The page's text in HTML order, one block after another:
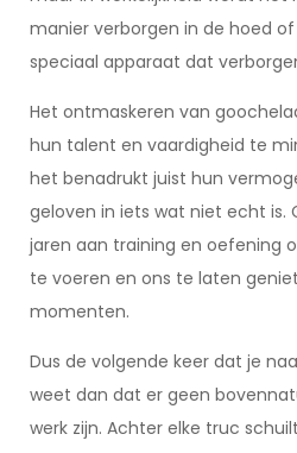
manier verborgen in de hoed
speciaal apparaat dat
Het ontmaskeren van
hun talent en vaardigheid te
het benadrukt juist hun
geloven in iets wat niet echt is.
jaren aan training en oefening
te voeren en ons te laten
momenten.
Dus de volgende keer dat je
weet dan dat er geen
werk zijn. Achter elke truc